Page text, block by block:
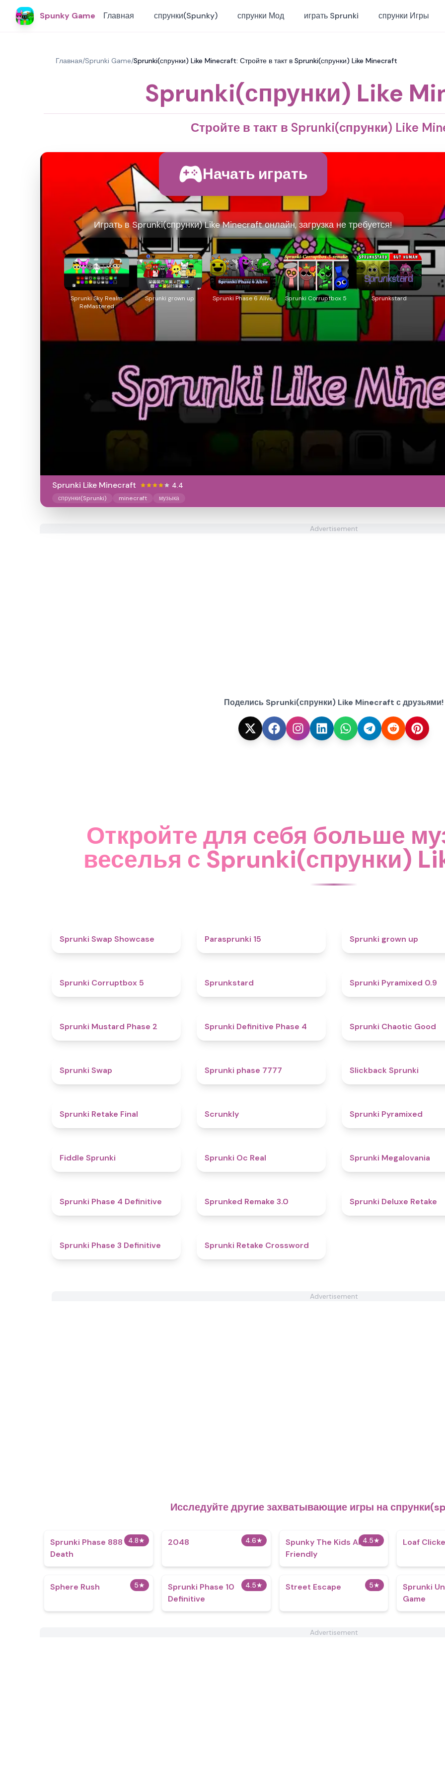
Spunky Game Главная спрунки(Spunky) спрунки Мод играть Sprunki спрунки Игры
Главная/Sprunki Game/Sprunki(спрунки) Like Minecraft: Стройте в такт в Sprunki(спрунки) Like Minecraft
Sprunki(спрунки) Like
Стройте в такт в Sprunki(спрунки) Like
Начать играть
Играть в Sprunki(спрунки) Like Minecraft онлайн, загрузка не требуется!
Sprunki Sky Realm
ReMastered
Sprunki grown up Sprunki Phase 6 Alive Sprunki Corruptbox 5 Sprunkstard
Sprunki Like Minecraft 4.4
спрунки(Sprunki) minecraft музыка
Advertisement
Поделись Sprunki(спрунки) Like Minecraft с друзьями!
Откройте для себя больше
веселья с Sprunki(спрунки)
Sprunki Swap Showcase Parasprunki 15 Sprunki grown up
Sprunki Corruptbox 5 Sprunkstard Sprunki Pyramixed 0.9
Sprunki Mustard Phase 2 Sprunki Definitive Phase 4 Sprunki Chaotic Good
Sprunki Swap Sprunki phase 7777 Slickback Sprunki
Sprunki Retake Final Scrunkly Sprunki Pyramixed
Fiddle Sprunki Sprunki Oc Real Sprunki Megalovania
Sprunki Phase 4 Definitive Sprunked Remake 3.0 Sprunki Deluxe Retake
Sprunki Phase 3 Definitive 4.5
Sprunki Retake Crossword
Advertisement
Исследуйте другие захватывающие игры на
4.8★
Sprunki Phase 888
Death
4.6★
2048 4.5★
Spunky The Kids Are
Friendly
Loaf
5★
Sphere Rush 4.5★
Sprunki Phase 10
Definitive
5★
Street Escape
Sprunki
Game
Advertisement